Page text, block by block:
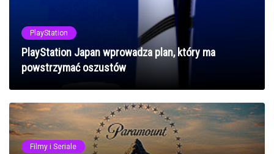
PlayStation
PlayStation Japan wprowadza plan, który ma
powstrzymać oszustów
Filmy i Seriale